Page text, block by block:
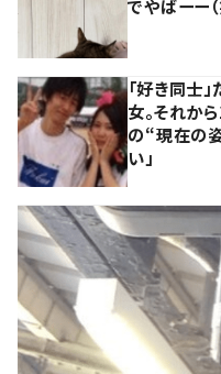
でやばーー（
「好き同士
女。それか
の“現在の
い」